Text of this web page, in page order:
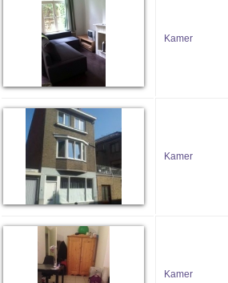
Kamer
Kamer
Kamer